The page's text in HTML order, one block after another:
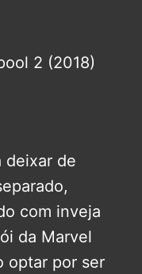
deixar de
com inveja
da Marvel
optar por ser